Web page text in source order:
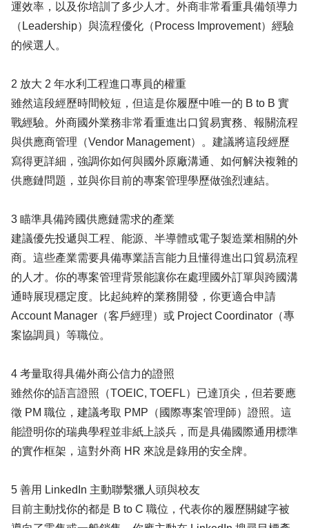
運效率，以及你培訓了多少人才。外商非常看重具備領導力
（Leadership）與流程優化（Process Improvement）經驗
的候選人。
2 放大 2 年水利工程進口專員的權重
雖然這段經歷時間較短，但這是你履歷中唯一的 B to B 實
戰經驗。外商國外業務非常看重進出口貿易實務、報關流程
與供應商管理（Vendor Management）。建議將這段經歷
寫得更詳細，強調你如何與國外原廠溝通、如何解決複雜的
供應鏈問題，並與你目前的專案管理學歷做強烈連結。
3 瞄準具備跨國供應鏈需求的產業
建議優先投遞與工程、能源、半導體或電子製造業相關的外
商。這些產業需要具備專業語言能力且懂得進出口貿易流程
的人才。你的專案管理背景能讓你在處理國外訂單與跨國溝
通時展現穩定度。比起純粹的業務開發，你更適合申請
Account Manager（客戶經理）或 Project Coordinator（專
案協調員）等職位。
4 考量取得具備外商公信力的證照
雖然你的語言證照（TOEIC, TOEFL）已達頂尖，但若要應
徵 PM 職位，建議考取 PMP（國際專案管理師）證照。這
能證明你的瑞典學程並非紙上談兵，而是具備國際通用標準
的實作框架，這對外商 HR 來說是錄用的安全牌。
5 善用 LinkedIn 主動聯繫獵人頭與校友
目前主動找你的都是 B to C 職位，代表你的履歷關鍵字被